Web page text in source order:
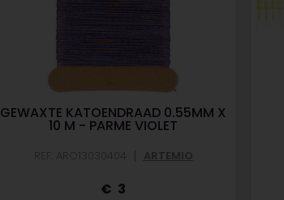
GEWAXTE KATOENDRAAD 0.55MM X
10 M - PARME VIOLET
REF: ARO13030404 | ARTEMIO
3